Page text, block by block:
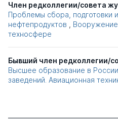
Член редколлегии/совета
Проблемы сбора, подготовки
нефтепродуктов
техносфере
Бывший член редколлегии/
Высшее образование в России
заведений. Авиационная